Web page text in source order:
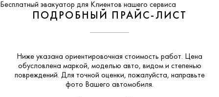
Бесплатный эвакуатор для Клиентов нашего сервиса
ПОДРОБНЫЙ ПРАЙС-ЛИСТ
Ниже указана ориентировочная стоимость работ. Цена
обусловлена маркой, моделью авто, видом и степенью
повреждений. Для точной оценки, пожалуйста, направьте
фото Вашего автомобиля.